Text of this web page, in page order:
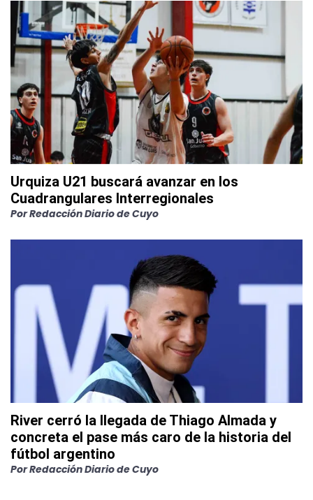
Urquiza U21 buscará avanzar en los
Cuadrangulares Interregionales
PorRedacción Diario de Cuyo
River cerró la llegada de Thiago Almada y
concreta el pase más caro de la historia del
fútbol argentino
PorRedacción Diario de Cuyo